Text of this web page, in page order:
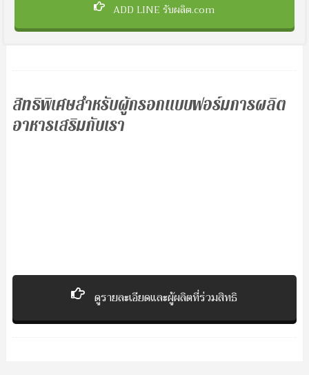
ADD LINE รับผลิต.com
สิทธิพิเศษสำหรับผู้กรอกแบบฟอร์มการผลิต
อาหารเสริมกับเรา
ดูรายละเอียดและผู้ผลิตที่ร่วมสิทธิ